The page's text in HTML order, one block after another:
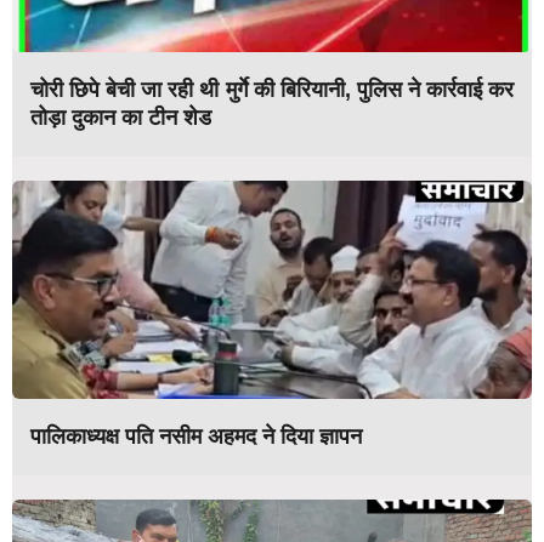
चोरी छिपे बेची जा रही थी मुर्गे की बिरियानी, पुलिस ने कार्रवाई कर
तोड़ा दुकान का टीन शेड
पालिकाध्यक्ष पति नसीम अहमद ने दिया ज्ञापन